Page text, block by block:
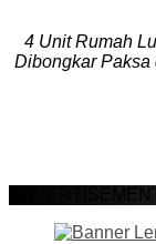
4 Unit Rumah
Dibongkar Paksa